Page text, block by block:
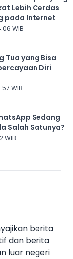
Lebih Cerdas
pada Internet
WIB
Tua yang Bisa
Diri
WIB
Sedang
Salah Satunya?
WIB
berita
dan berita
luar negeri